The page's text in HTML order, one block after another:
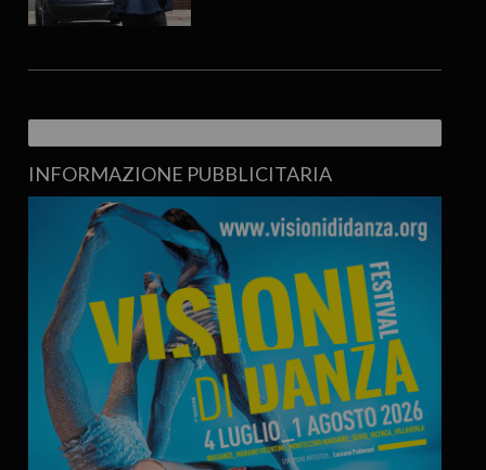
INFORMAZIONE PUBBLICITARIA